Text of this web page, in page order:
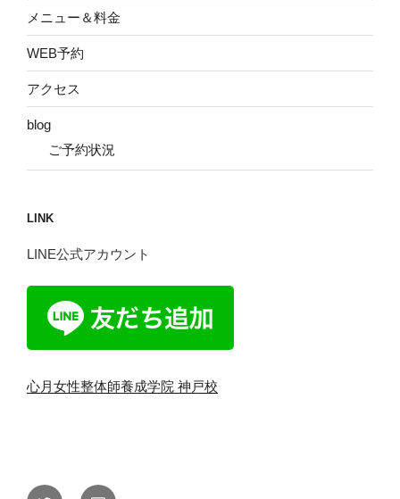
メニュー＆料金
WEB予約
アクセス
blog
ご予約状況
LINK
LINE公式アカウント
心月女性整体師養成学院 神戸校
Twitter メ